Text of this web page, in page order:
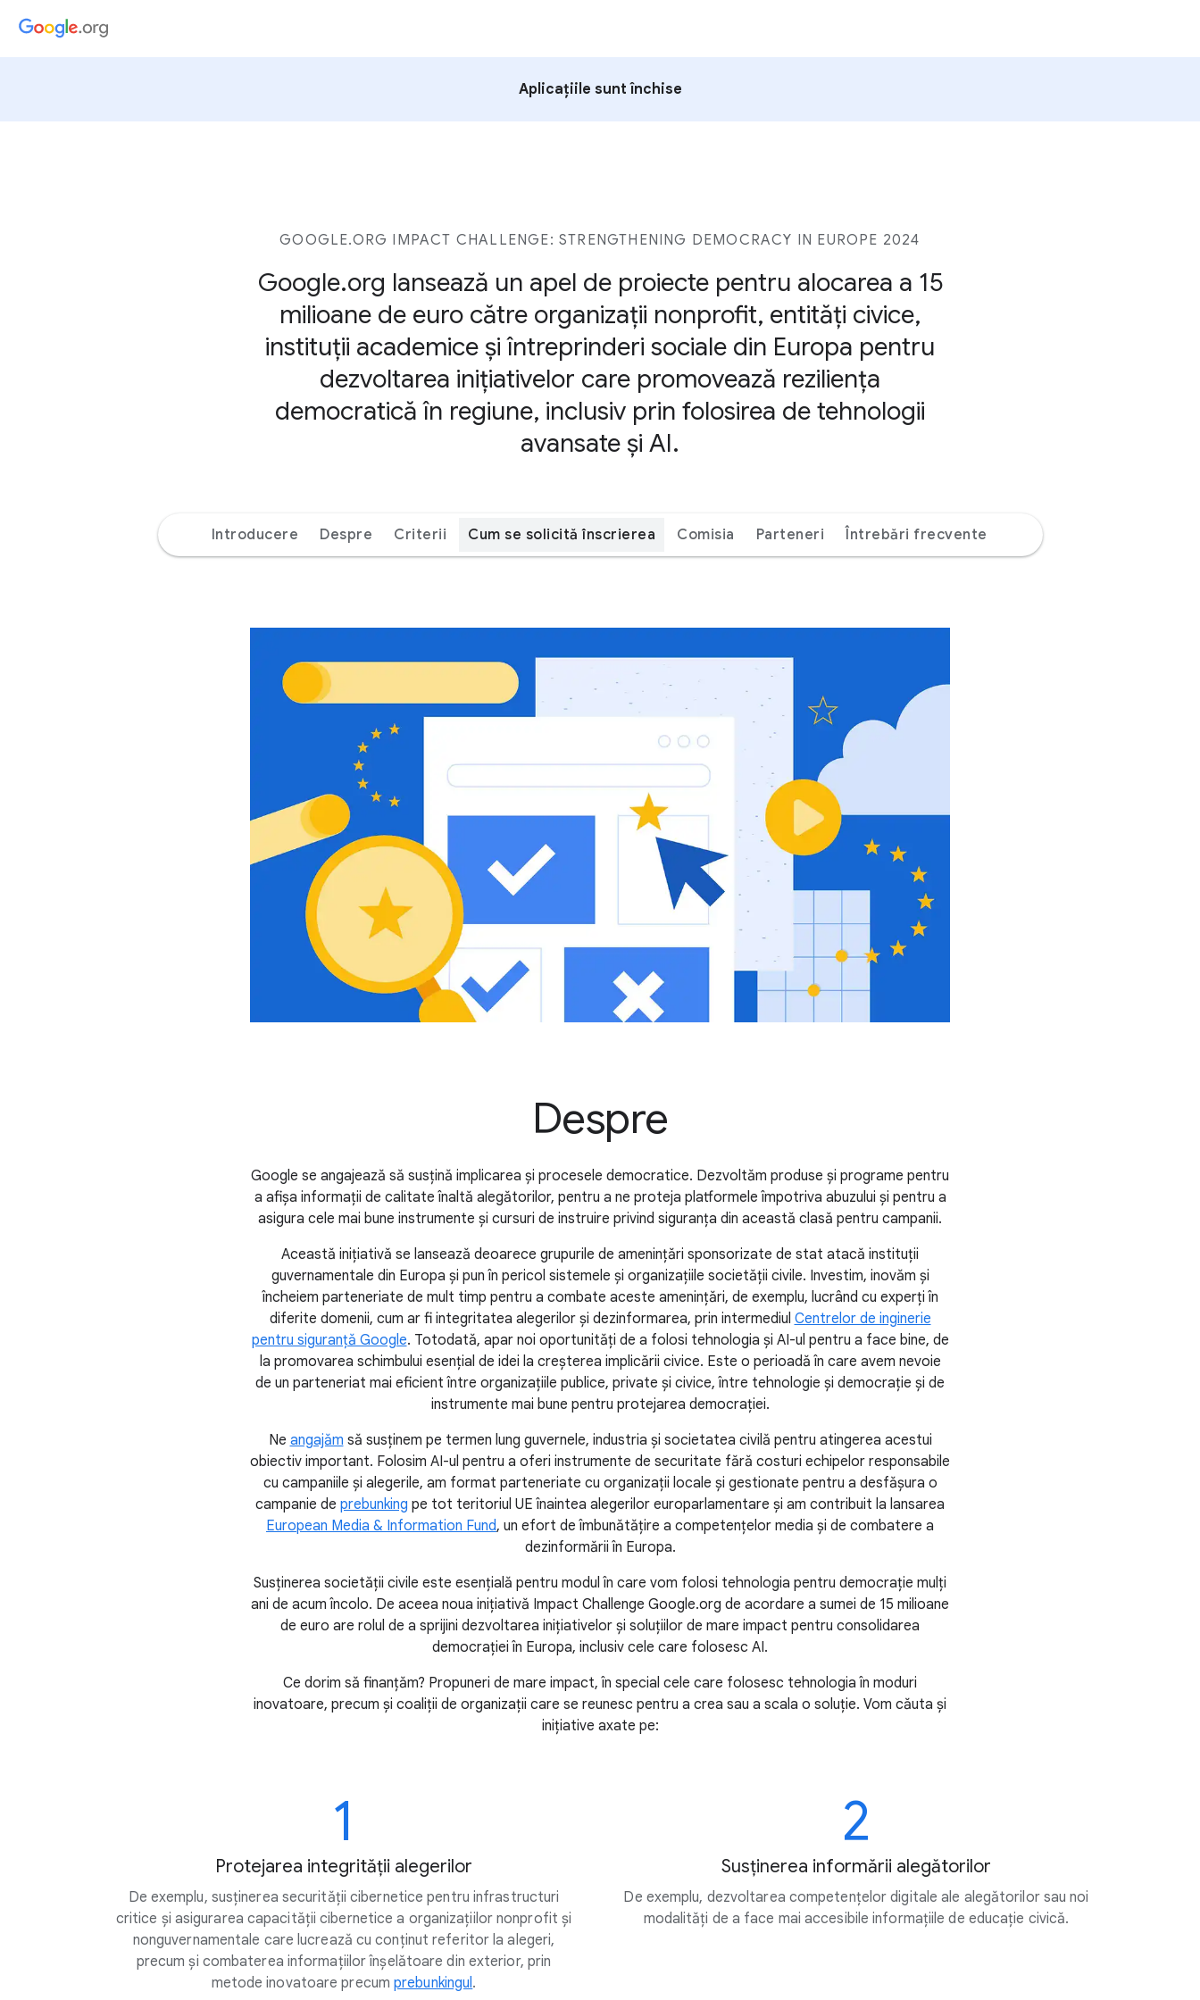
Aplicațiile sunt închise
GOOGLE.ORG IMPACT CHALLENGE: STRENGTHENING DEMOCRACY IN EUROPE 2024
Google.org lansează un apel de proiecte pentru alocarea a 15
milioane de euro către organizații nonprofit, entități civice,
instituții academice și întreprinderi sociale din Europa pentru
dezvoltarea inițiativelor care promovează reziliența
democratică în regiune, inclusiv prin folosirea de tehnologii
avansate și AI.
Introducere Despre Criterii Cum se solicită înscrierea Comisia Parteneri Întrebări frecvente
Despre
Google se angajează să susțină implicarea și procesele democratice. Dezvoltăm produse și programe pentru
a afișa informații de calitate înaltă alegătorilor, pentru a ne proteja platformele împotriva abuzului și pentru a
asigura cele mai bune instrumente și cursuri de instruire privind siguranța din această clasă pentru campanii.
Această inițiativă se lansează deoarece grupurile de amenințări sponsorizate de stat atacă instituții
guvernamentale din Europa și pun în pericol sistemele și organizațiile societății civile. Investim, inovăm și
încheiem parteneriate de mult timp pentru a combate aceste amenințări, de exemplu, lucrând cu experți în
diferite domenii, cum ar fi integritatea alegerilor și dezinformarea, prin intermediul Centrelor de inginerie
pentru siguranță Google. Totodată, apar noi oportunități de a folosi tehnologia și AI-ul pentru a face bine, de
la promovarea schimbului esențial de idei la creșterea implicării civice. Este o perioadă în care avem nevoie
de un parteneriat mai eficient între organizațiile publice, private și civice, între tehnologie și democrație și de
instrumente mai bune pentru protejarea democrației.
Ne angajăm să susținem pe termen lung guvernele, industria și societatea civilă pentru atingerea acestui
obiectiv important. Folosim AI-ul pentru a oferi instrumente de securitate fără costuri echipelor responsabile
cu campaniile și alegerile, am format parteneriate cu organizații locale și gestionate pentru a desfășura o
campanie de prebunking pe tot teritoriul UE înaintea alegerilor europarlamentare și am contribuit la lansarea
European Media & Information Fund, un efort de îmbunătățire a competențelor media și de combatere a
dezinformării în Europa.
Susținerea societății civile este esențială pentru modul în care vom folosi tehnologia pentru democrație mulți
ani de acum încolo. De aceea noua inițiativă Impact Challenge Google.org de acordare a sumei de 15 milioane
de euro are rolul de a sprijini dezvoltarea inițiativelor și soluțiilor de mare impact pentru consolidarea
democrației în Europa, inclusiv cele care folosesc AI.
Ce dorim să finanțăm? Propuneri de mare impact, în special cele care folosesc tehnologia în moduri
inovatoare, precum și coaliții de organizații care se reunesc pentru a crea sau a scala o soluție. Vom căuta și
inițiative axate pe:
1
Protejarea integrității alegerilor
De exemplu, susținerea securității cibernetice pentru infrastructuri
critice și asigurarea capacității cibernetice a organizațiilor nonprofit și
nonguvernamentale care lucrează cu conținut referitor la alegeri,
precum și combaterea informațiilor înșelătoare din exterior, prin
metode inovatoare precumprebunkingul .
2
Susținerea informării alegătorilor
De exemplu, dezvoltarea competențelor digitale ale alegătorilor sau noi
modalități de a face mai accesibile informațiile de educație civică.